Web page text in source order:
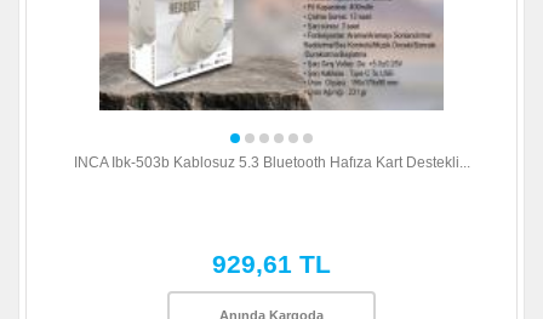
INCA Ibk-503b Kablosuz 5.3 Bluetooth Hafıza Kart Destekli...
929,61 TL
Anında Kargoda